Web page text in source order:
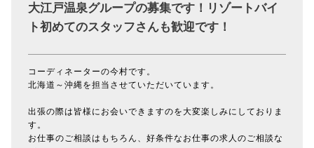
大江戸温泉グループの募集です！リゾートバイ
ト初めてのスタッフさんも歓迎です！
コーディネーターの今村です。
北海道～沖縄を担当させていただいています。
出張の際は皆様にお会いできますのを大変楽しみにしておりま
す。
お仕事のご相談はもちろん、好条件なお仕事の求人のご相談な